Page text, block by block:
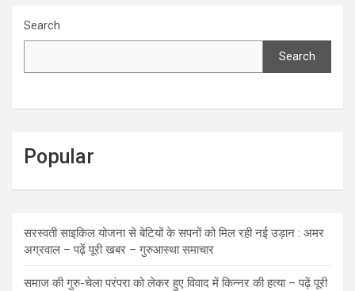
Search
Search
Popular
सरस्वती साइकिल योजना से बेटियों के सपनों को मिल रही नई उड़ान : अमर
अग्रवाल – पढ़ें पूरी खबर – गुरुआस्था समाचार
समाज की गुरु-चेला परंपरा को लेकर हुए विवाद में किन्नर की हत्या – पढ़ें पूरी